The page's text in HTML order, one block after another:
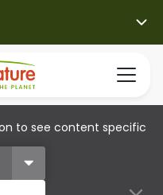
to see content specific